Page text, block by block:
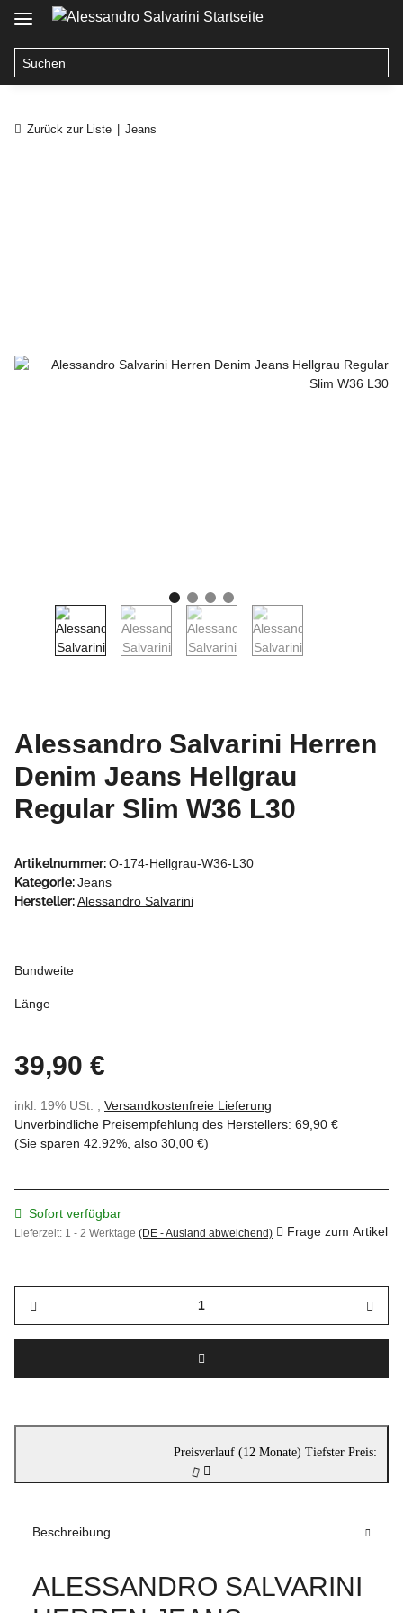
Zurück zur Liste Jeans
Alessandro Salvarini Herren
Denim Jeans Hellgrau
Regular Slim W36 L30
Artikelnummer:O-174-Hellgrau-W36-L30
Kategorie:Jeans
Hersteller:Alessandro Salvarini
Bundweite
Länge
39,90 €
inkl. 19% USt. , Versandkostenfreie Lieferung
Unverbindliche Preisempfehlung des Herstellers: 69,90 €
(Sie sparen 42.92% , also 30,00 €)
Sofort verfügbar
Lieferzeit: 1 - 2 Werktage (DE - Ausland abweichend) Frage zum Artikel
Preisverlauf (12 Monate)
Beschreibung
ALESSANDRO SALVARINI